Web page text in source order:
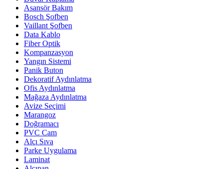
Asansör Bakım
Bosch Şofben
Vaillant Şofben
Data Kablo
Fiber Optik
Kompanzasyon
Yangın Sistemi
Panik Buton
Dekoratif Aydınlatma
Ofis Aydınlatma
Mağaza Aydınlatma
Avize Seçimi
Marangoz
Doğramacı
PVC Cam
Alçı Sıva
Parke Uygulama
Laminat